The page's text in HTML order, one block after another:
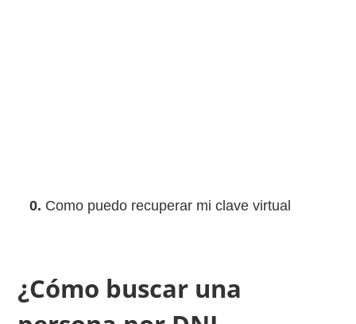
0. Como puedo recuperar mi clave virtual
¿Cómo buscar una